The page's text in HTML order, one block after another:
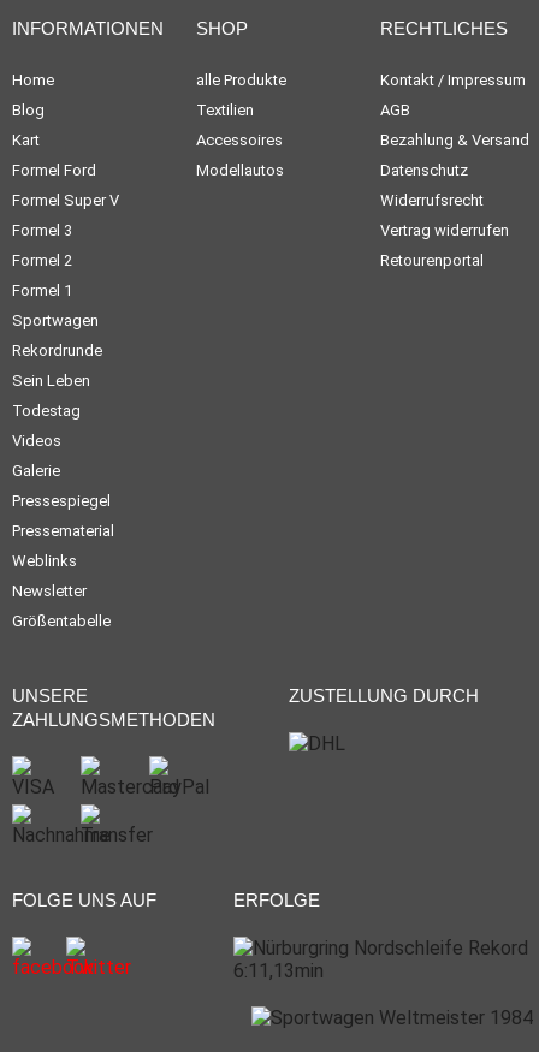
INFORMATIONEN
Home
Blog
Kart
Formel Ford
Formel Super V
Formel 3
Formel 2
Formel 1
Sportwagen
Rekordrunde
Sein Leben
Todestag
Videos
Galerie
Pressespiegel
Pressematerial
Weblinks
Newsletter
Größentabelle
SHOP
alle Produkte
Textilien
Accessoires
Modellautos
RECHTLICHES
Kontakt / Impressum
AGB
Bezahlung & Versand
Datenschutz
Widerrufsrecht
Vertrag widerrufen
Retourenportal
UNSERE
ZAHLUNGSMETHODEN
ZUSTELLUNG DURCH
FOLGE UNS AUF ERFOLGE